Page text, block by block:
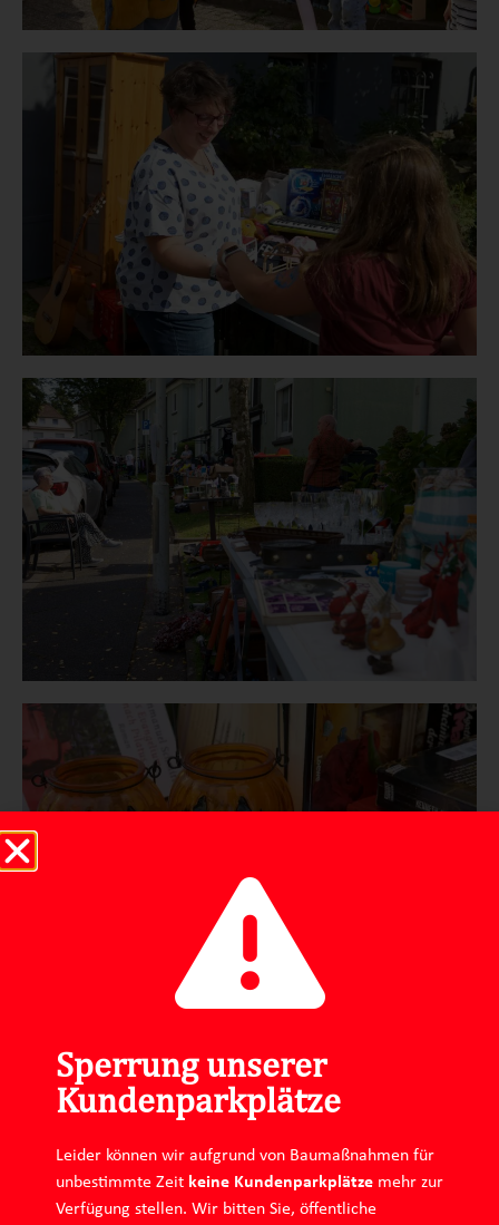
Impressum Datenschutz
Instagram Linkedin
Sperrung unserer
Kundenparkplätze
Leider können wir aufgrund von Baumaßnahmen für
unbestimmte Zeit keine Kundenparkplätze mehr zur
Verfügung stellen. Wir bitten Sie, öffentliche